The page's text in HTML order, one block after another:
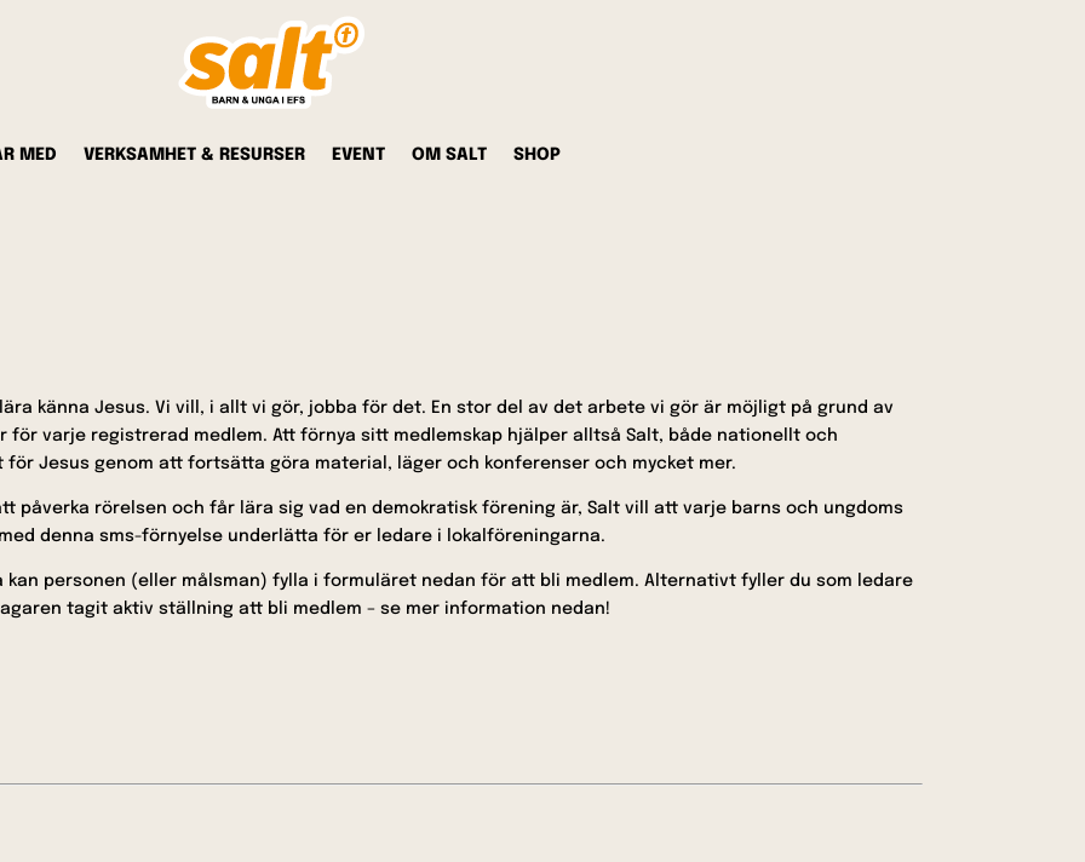
MED VERKSAMHET & RESURSER EVENT OM SALT SHOP
känna Jesus. Vi vill, i allt vi gör, jobba för det. En stor del av det arbete vi gör är möjligt på grund av
varje registrerad medlem. Att förnya sitt medlemskap hjälper alltså Salt, både nationellt och
Jesus genom att fortsätta göra material, läger och konferenser och mycket mer.
påverka rörelsen och får lära sig vad en demokratisk förening är, Salt vill att varje barns och ungdoms
denna sms-förnyelse underlätta för er ledare i lokalföreningarna.
kan personen (eller målsman) fylla i formuläret nedan för att bli medlem. Alternativt fyller du som ledare
tagit aktiv ställning att bli medlem – se mer information nedan!